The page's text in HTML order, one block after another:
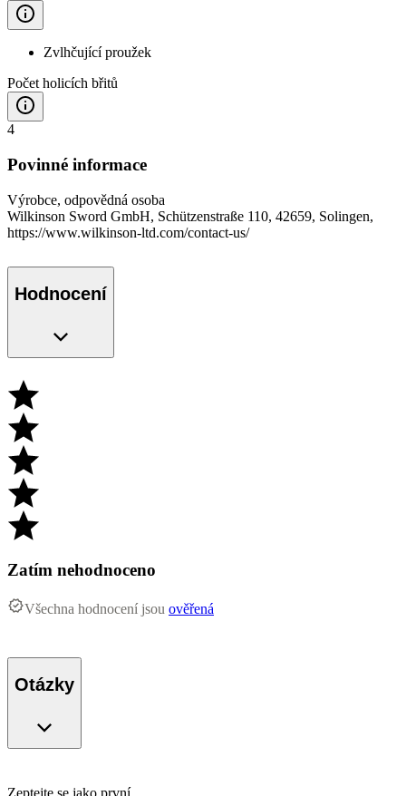
Zvlhčující proužek
Počet holicích břitů
4
Povinné informace
Výrobce, odpovědná osoba
Wilkinson Sword GmbH, Schützenstraße 110, 42659, Solingen,
https://www.wilkinson-ltd.com/contact-us/
Hodnocení
Zatím nehodnoceno
Všechna hodnocení jsou ověřená
Otázky
Zeptejte se jako první